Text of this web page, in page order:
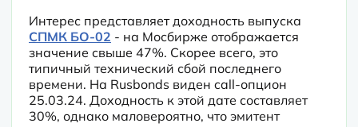
СПМК БО-02 - на Мосбирже отображается
значение свыше 47%. Скорее всего, это
типичный технический сбой последнего
времени. На Rusbonds виден call-опцион
25.03.24. Доходность к этой дате составляет
30%, однако маловероятно, что эмитент